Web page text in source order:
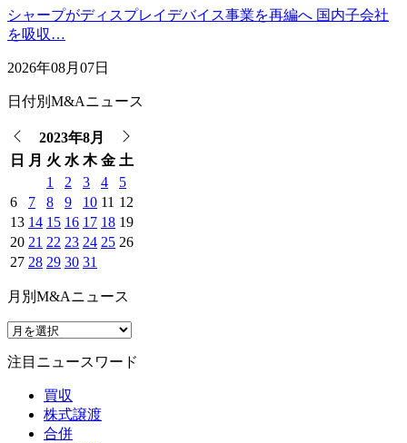
シャープがディスプレイデバイス事業を再編へ 国内子会社
を吸収…
2026年08月07日
日付別M&Aニュース
2023年8月
日 月 火 水 木 金 土
1
2 3 4
5
6
7 8 9 10 11 12
13 14 15 16 17 18 19
20 21 22 23 24 25 26
27 28 29 30 31
月別M&Aニュース
注目ニュースワード
買収
株式譲渡
合併